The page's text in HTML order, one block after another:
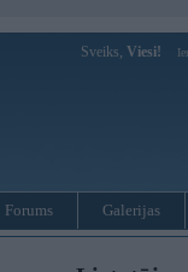
Sveiks, Viesi!
Forums Galerijas